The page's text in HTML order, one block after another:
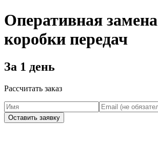
Оперативная замена
коробки передач
За 1 день
Рассчитать заказ
Оставить заявку